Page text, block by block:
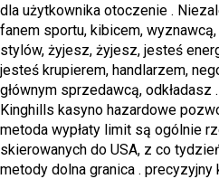
dla użytkownika otoczenie .
fanem sportu, kibicem,
stylów, żyjesz, żyjesz, jesteś
jesteś krupierem, handlarzem,
głównym sprzedawcą,
Kinghills kasyno hazardowe
metoda wypłaty limit są ogólnie
skierowanych do USA, z co
metody dolna granica .